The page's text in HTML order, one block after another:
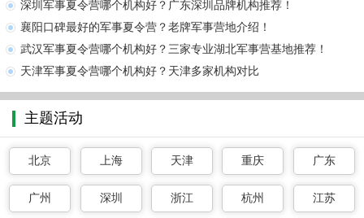
深圳军事夏令营哪个机构好？广东深圳品牌机构推荐！
襄阳口碑最好的军事夏令营？老牌军事营地介绍！
武汉军事夏令营哪个机构好？三家专业湖北军事营基地推荐！
天津军事夏令营哪个机构好？天津多家机构对比
主题活动
北京 上海 天津 重庆 广东
广州 深圳 浙江 杭州 江苏